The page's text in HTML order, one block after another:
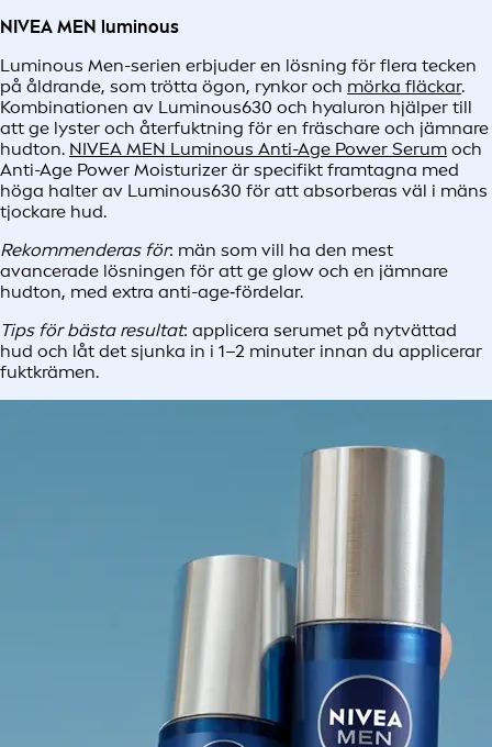
NIVEA MEN luminous
Luminous Men-serien erbjuder en lösning för flera tecken
på åldrande, som trötta ögon, rynkor och mörka fläckar.
Kombinationen av Luminous630 och hyaluron hjälper till
att ge lyster och återfuktning för en fräschare och jämnare
hudton. NIVEA MEN Luminous Anti-Age Power Serum och
Anti-Age Power Moisturizer är specifikt framtagna med
höga halter av Luminous630 för att absorberas väl i mäns
tjockare hud.
Rekommenderas för: män som vill ha den mest
avancerade lösningen för att ge glow och en jämnare
hudton, med extra anti-age‑fördelar.
Tips för bästa resultat: applicera serumet på nytvättad
hud och låt det sjunka in i 1–2 minuter innan du applicerar
fuktkrämen.